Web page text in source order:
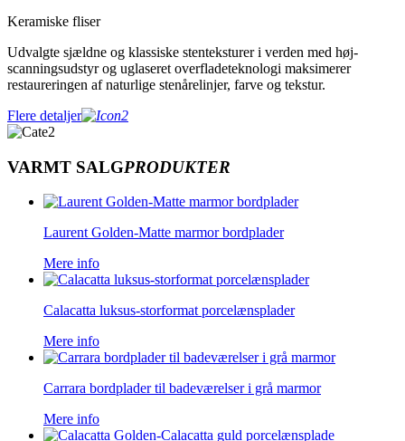
Keramiske fliser
Udvalgte sjældne og klassiske stenteksturer i verden med høj-
scanningsudstyr og uglaseret overfladeteknologi maksimerer
restaureringen af ​​naturlige stenårelinjer, farve og tekstur.
Flere detaljer
VARMT SALGPRODUKTER
Laurent Golden-Matte marmor bordplader
Mere info
Calacatta luksus-storformat porcelænsplader
Mere info
Carrara bordplader til badeværelser i grå marmor
Mere info